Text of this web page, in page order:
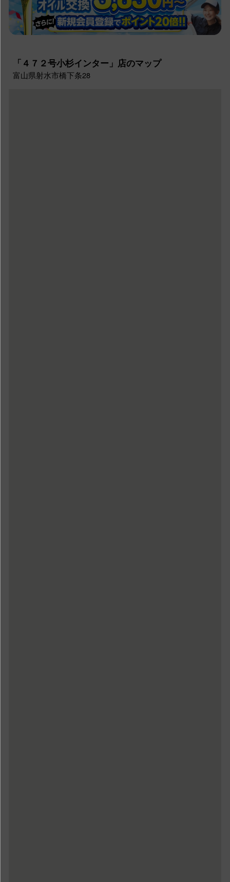
「４７２号小杉インター」店のマップ
富山県射水市橋下条28